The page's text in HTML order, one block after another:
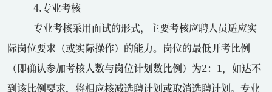
4.专业考核
专业考核采用面试的形式，主要考核应聘人员适应实
际岗位要求（或实际操作）的能力。岗位的最低开考比例
（即确认参加考核人数与岗位计划数比例）为2： 1，如达不
到该比例要求，将相应核减选聘计划或取消选聘计划。专业